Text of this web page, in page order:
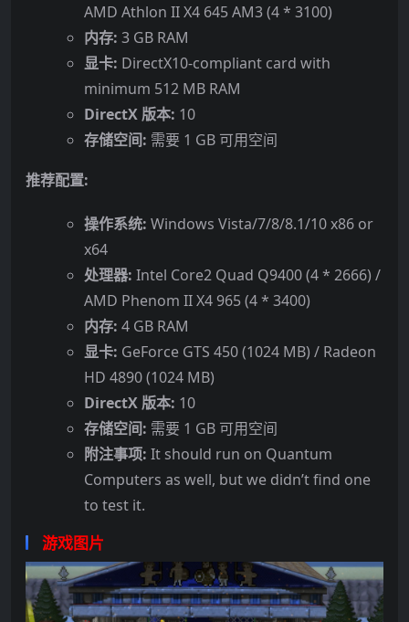
AMD Athlon II X4 645 AM3 (4 * 3100)
内存: 3 GB RAM
显卡: DirectX10-compliant card with
minimum 512 MB RAM
DirectX 版本: 10
存储空间: 需要 1 GB 可用空间
推荐配置:
操作系统: Windows Vista/7/8/8.1/10 x86 or
x64
处理器: Intel Core2 Quad Q9400 (4 * 2666) /
AMD Phenom II X4 965 (4 * 3400)
内存: 4 GB RAM
显卡: GeForce GTS 450 (1024 MB) / Radeon
HD 4890 (1024 MB)
DirectX 版本: 10
存储空间: 需要 1 GB 可用空间
附注事项: It should run on Quantum
Computers as well, but we didn’t find one
to test it.
游戏图片